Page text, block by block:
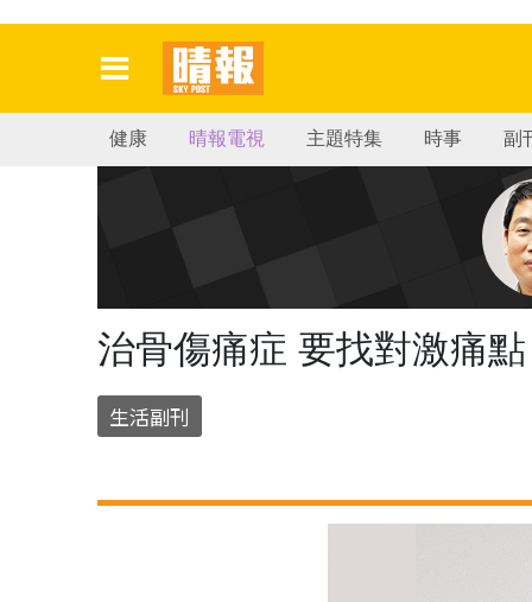
健康 晴報電視 主題特集 時事 副
治骨傷痛症 要找對激痛點
生活副刊